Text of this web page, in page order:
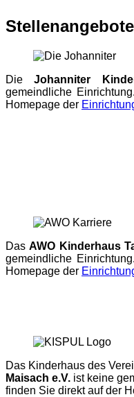
DieJohanniter
gemeindliche
Homepage der
DasAWO Kinderhaus
gemeindliche
Homepage der
Das Kinderhaus des
Maisach e.V. ist keine
finden Sie direkt auf der